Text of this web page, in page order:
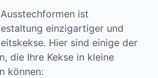
ist
einzigartiger und
Hier sind einige der
die Ihre Kekse in kleine
können: